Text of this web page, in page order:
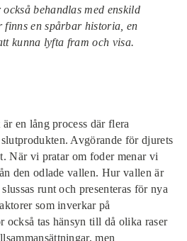
behandlas med enskild
finns en spårbar historia, en
kunna lyfta fram och visa.
en lång process där flera
Avgörande för djurets
När vi pratar om foder menar vi
den odlade vallen. Hur vallen är
runt och presenteras för nya
som inverkar på
också tas hänsyn till då olika raser
men